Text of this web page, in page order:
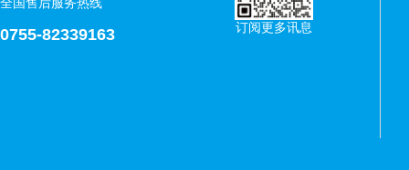
0755-82339163 订阅更多讯息